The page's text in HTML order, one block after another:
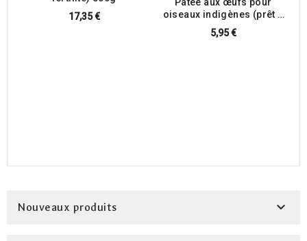
17,35 €
Pâtée aux œufs pour
oiseaux indigènes (prêt à
l’emploi) 1 kg
5,95 €
Nouveaux produits 